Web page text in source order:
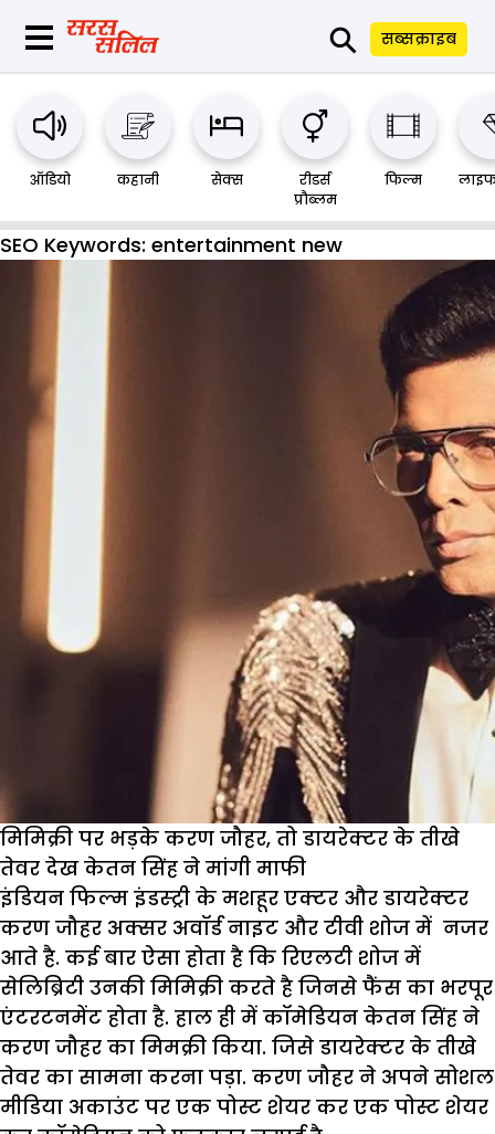
⚲ सब्सक्राइब
ऑडियो कहानी सेक्स
रीडर्स
प्रौब्लम
फिल्म
SEO Keywords: entertainment new
मिमिक्री पर भड़के करण जौहर, तो डायरेक्टर के तीखे
तेवर देख केतन सिंह ने मांगी माफी
इंडियन फिल्म इंडस्ट्री के मशहूर एक्टर और डायरेक्टर
करण जौहर अक्सर अवॉर्ड नाइट और टीवी शोज में नजर
आते है. कई बार ऐसा होता है कि रिएलटी शोज में
सेलिब्रिटी उनकी मिमिक्री करते है जिनसे फैंस का भरपूर
एंटरटनमेंट होता है. हाल ही में कॉमेडियन केतन सिंह ने
करण जौहर का मिमक्री किया. जिसे डायरेक्टर के तीखे
तेवर का सामना करना पड़ा. करण जौहर ने अपने सोशल
मीडिया अकाउंट पर एक पोस्ट शेयर कर एक पोस्ट शेयर